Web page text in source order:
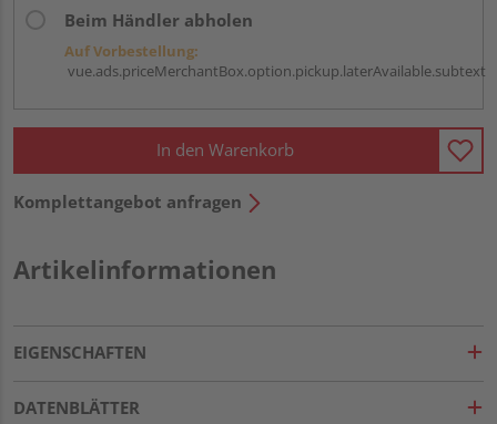
Beim Händler abholen
Auf Vorbestellung:
vue.ads.priceMerchantBox.option.pickup.laterAvailable.subtext
In den Warenkorb
Komplettangebot anfragen
Artikelinformationen
EIGENSCHAFTEN
DATENBLÄTTER